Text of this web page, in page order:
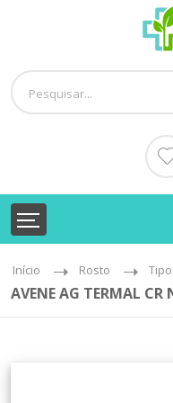
Início Rosto
AVENE AG TERMAL CR